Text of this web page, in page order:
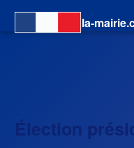
la-
Élection